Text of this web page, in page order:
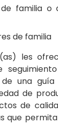
familia o
de familia
les
una guía
de
de
que